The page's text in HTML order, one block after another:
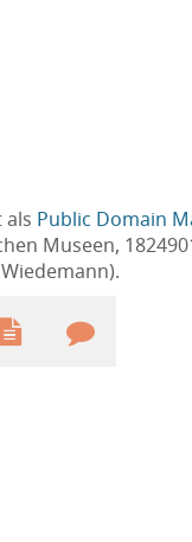
als Public Domain
Museen,